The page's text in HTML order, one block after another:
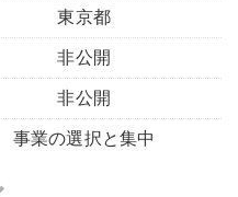
東京都
非公開
非公開
事業の選択と集中